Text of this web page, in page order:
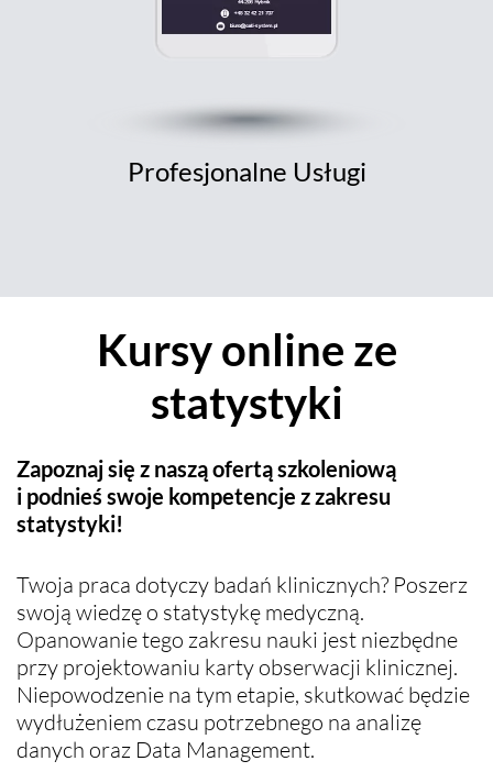
Profesjonalne Usługi
Kursy online ze
statystyki
Zapoznaj się z naszą ofertą szkoleniową
i podnieś swoje kompetencje z zakresu
statystyki!
Twoja praca dotyczy badań klinicznych? Poszerz
swoją wiedzę o statystykę medyczną.
Opanowanie tego zakresu nauki jest niezbędne
przy projektowaniu karty obserwacji klinicznej.
Niepowodzenie na tym etapie, skutkować będzie
wydłużeniem czasu potrzebnego na analizę
danych oraz Data Management.